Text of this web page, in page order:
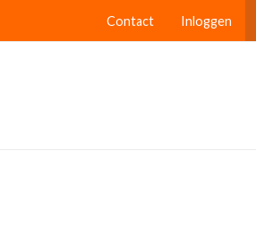
Contact Inloggen